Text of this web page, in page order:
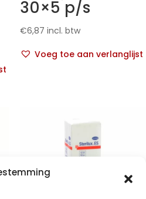
30×5 p/s
€6,87 incl. btw
Voeg toe aan verlanglijst